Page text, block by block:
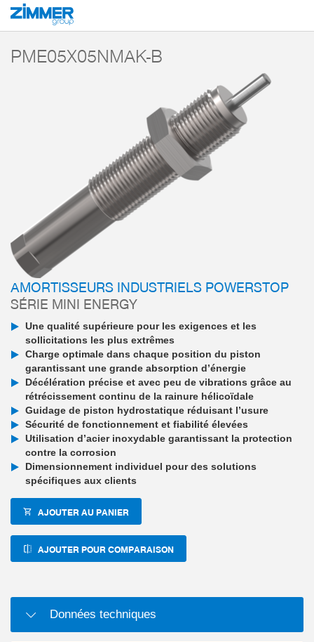
Démarrage Produits
PME05X05NMAK-B
AMORTISSEURS INDUSTRIELS POWERSTOP
SÉRIE MINI ENERGY
Une qualité supérieure pour les exigences et les
sollicitations les plus extrêmes
Charge optimale dans chaque position du piston
garantissant une grande absorption d’énergie
Décélération précise et avec peu de vibrations grâce au
rétrécissement continu de la rainure hélicoïdale
Guidage de piston hydrostatique réduisant l’usure
Sécurité de fonctionnement et fiabilité élevées
Utilisation d’acier inoxydable garantissant la protection
contre la corrosion
Dimensionnement individuel pour des solutions
spécifiques aux clients
AJOUTER AU PANIER
AJOUTER POUR COMPARAISON
Données techniques